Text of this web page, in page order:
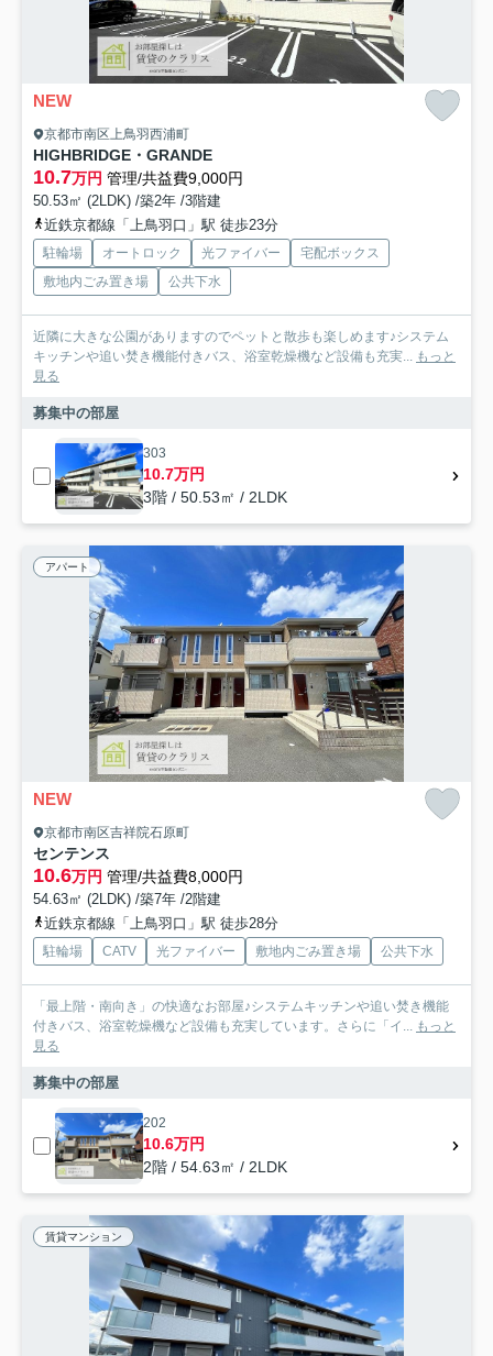
NEW
京都市南区上鳥羽西浦町
HIGHBRIDGE・GRANDE
10.7万円 管理/共益費9,000円
50.53㎡ (2LDK) /築2年 /3階建
近鉄京都線「上鳥羽口」駅 徒歩23分
駐輪場 オートロック 光ファイバー
宅配ボックス
敷地内ごみ置き場
公共下水
近隣に大きな公園がありますのでペットと散歩も楽しめます♪システム
キッチンや追い焚き機能付きバス、浴室乾燥機など設備も充実... もっと
見る
募集中の部屋
303
10.7万円
3階 / 50.53㎡ / 2LDK
アパート
NEW
京都市南区吉祥院石原町
センテンス
10.6万円 管理/共益費8,000円
54.63㎡ (2LDK) /築7年 /2階建
近鉄京都線「上鳥羽口」駅 徒歩28分
駐輪場 CATV 光ファイバー 敷地内ごみ置き場 公共下水
「最上階・南向き」の快適なお部屋♪システムキッチンや追い焚き機能
付きバス、浴室乾燥機など設備も充実しています。さらに「イ... もっと
見る
募集中の部屋
202
10.6万円
2階 / 54.63㎡ / 2LDK
賃貸マンション